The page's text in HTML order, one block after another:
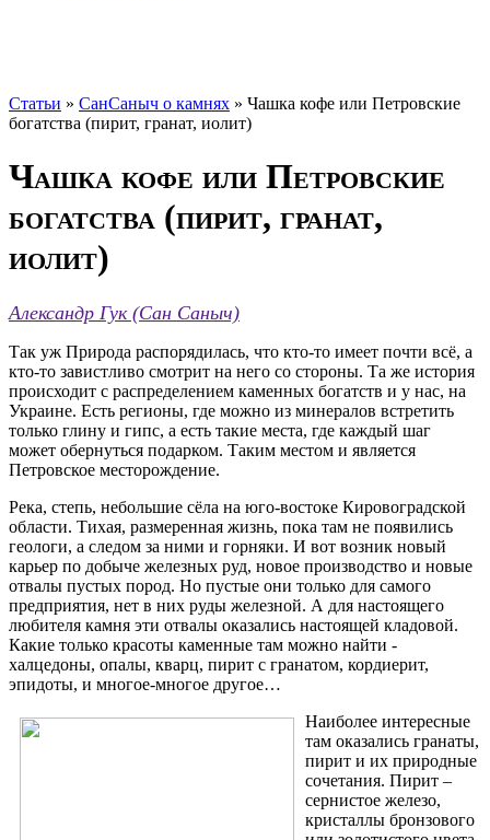
Статьи » СанСаныч о камнях » Чашка кофе или Петровские
богатства (пирит, гранат, иолит)
Чашка кофе или Петровские
богатства (пирит, гранат,
иолит)
Александр Гук (Сан Саныч)
Так уж Природа распорядилась, что кто-то имеет почти всё, а
кто-то завистливо смотрит на него со стороны. Та же история
происходит с распределением каменных богатств и у нас, на
Украине. Есть регионы, где можно из минералов встретить
только глину и гипс, а есть такие места, где каждый шаг
может обернуться подарком. Таким местом и является
Петровское месторождение.
Река, степь, небольшие сёла на юго-востоке Кировоградской
области. Тихая, размеренная жизнь, пока там не появились
геологи, а следом за ними и горняки. И вот возник новый
карьер по добыче железных руд, новое производство и новые
отвалы пустых пород. Но пустые они только для самого
предприятия, нет в них руды железной. А для настоящего
любителя камня эти отвалы оказались настоящей кладовой.
Какие только красоты каменные там можно найти -
халцедоны, опалы, кварц, пирит с гранатом, кордиерит,
эпидоты, и многое-многое другое…
Наиболее интересные
там оказались гранаты,
пирит и их природные
сочетания. Пирит –
сернистое железо,
кристаллы бронзового